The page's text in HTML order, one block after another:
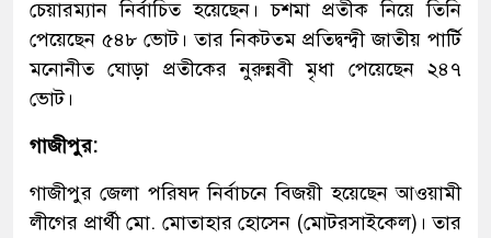
চেয়ারম্যান নির্বাচিত হয়েছেন। চশমা প্রতীক নিয়ে তিনি
পেয়েছেন ৫৪৮ ভোট। তার নিকটতম প্রতিদ্বন্দ্বী জাতীয় পার্টি
মনোনীত ঘোড়া প্রতীকের নুরুন্নবী মৃধা পেয়েছেন ২৪৭
ভোট।
গাজীপুর:
গাজীপুর জেলা পরিষদ নির্বাচনে বিজয়ী হয়েছেন আওয়ামী
লীগের প্রার্থী মো. মোতাহার হোসেন (মোটরসাইকেল)। তার